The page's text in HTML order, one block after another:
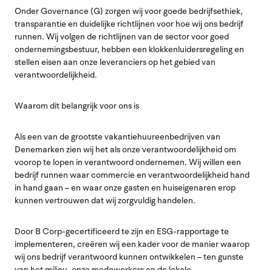
Onder Governance (G) zorgen wij voor goede bedrijfsethiek,
transparantie en duidelijke richtlijnen voor hoe wij ons bedrijf
runnen. Wij volgen de richtlijnen van de sector voor goed
ondernemingsbestuur, hebben een klokkenluidersregeling en
stellen eisen aan onze leveranciers op het gebied van
verantwoordelijkheid.
Waarom dit belangrijk voor ons is
Als een van de grootste vakantiehuureenbedrijven van
Denemarken zien wij het als onze verantwoordelijkheid om
voorop te lopen in verantwoord ondernemen. Wij willen een
bedrijf runnen waar commercie en verantwoordelijkheid hand
in hand gaan – en waar onze gasten en huiseigenaren erop
kunnen vertrouwen dat wij zorgvuldig handelen.
Door B Corp-gecertificeerd te zijn en ESG-rapportage te
implementeren, creëren wij een kader voor de manier waarop
wij ons bedrijf verantwoord kunnen ontwikkelen – ten gunste